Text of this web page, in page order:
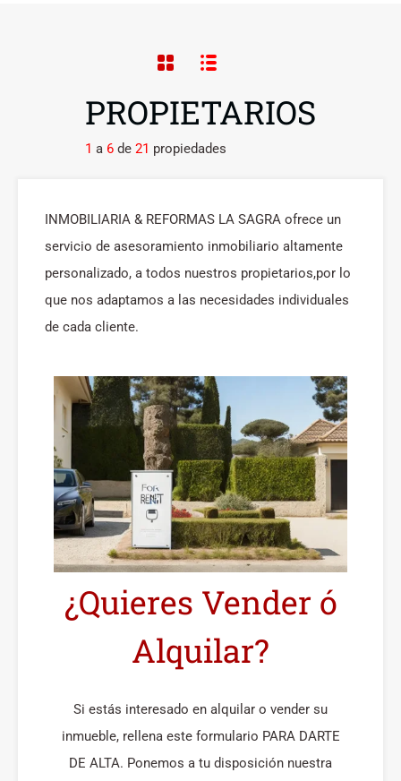
PROPIETARIOS
1 a 6 de 21 propiedades
INMOBILIARIA & REFORMAS LA SAGRA ofrece un
servicio de asesoramiento inmobiliario altamente
personalizado, a todos nuestros propietarios,por lo
que nos adaptamos a las necesidades individuales
de cada cliente.
¿Quieres Vender ó
Alquilar?
Si estás interesado en alquilar o vender su
inmueble, rellena este formulario PARA DARTE
DE ALTA. Ponemos a tu disposición nuestra